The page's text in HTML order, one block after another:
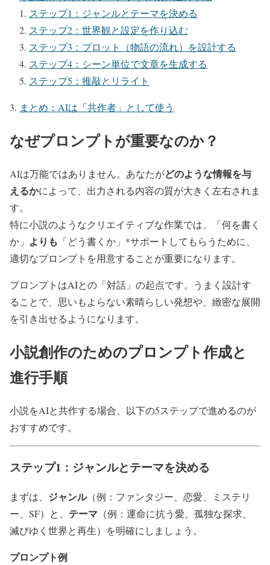
ステップ1：ジャンルとテーマを決める
ステップ2：世界観と設定を作り込む
ステップ3：プロット（物語の流れ）を設計する
ステップ4：シーン単位で文章を生成する
ステップ5：推敲とリライト
まとめ：AIは「共作者」として使う
なぜプロンプトが重要なのか？
AIは万能ではありません。あなたがどのような情報を与
えるかによって、出力される内容の質が大きく左右されま
す。
特に小説のようなクリエイティブな作業では、「何を書く
か」 よりも 「どう書くか」*サポートしてもらうために、
適切なプロンプトを用意することが重要になります。
プロンプトはAIとの「対話」の起点です。うまく設計す
ることで、思いもよらない素晴らしい発想や、緻密な展開
を引き出せるようになります。
小説創作のためのプロンプト作成と
進行手順
小説をAIと共作する場合、以下の5ステップで進めるのが
おすすめです。
ステップ1：ジャンルとテーマを決める
まずは、 ジャンル（例：ファンタジー、恋愛、ミステリ
ー、SF）と、 テーマ （例：運命に抗う愛、孤独な探求、
滅びゆく世界と再生）を明確にしましょう。
プロンプト例